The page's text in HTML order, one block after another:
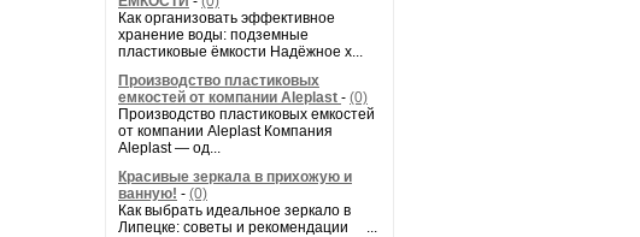
Как организовать эффективное
хранение воды: подземные
пластиковые ёмкости Надёжное х...
Производство пластиковых
емкостей от компании Aleplast - (0)
Производство пластиковых емкостей
от компании Aleplast Компания
Aleplast — од...
Красивые зеркала в прихожую и
ванную! - (0)
Как выбрать идеальное зеркало в
Липецке: советы и рекомендации ...